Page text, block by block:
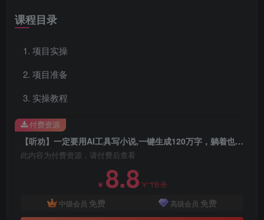
课程目录
项目实操
项目准备
实操教程
【听劝】一定要用AI工具写小说,一键生成120万字，躺着也能赚，月入2w+
此内容为付费资源，请付费后查看
￥ 8.8￥18.8
中级会员 免费 高级会员 免费
付费资源